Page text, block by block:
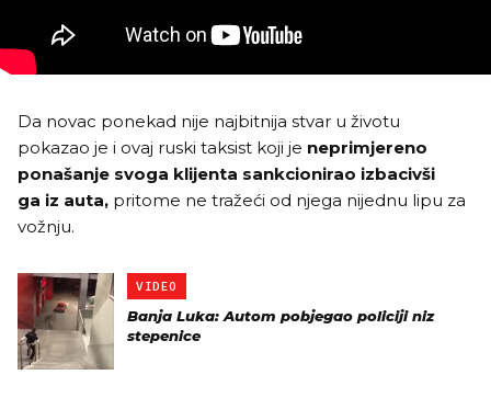
Da novac ponekad nije najbitnija stvar u životu
pokazao je i ovaj ruski taksist koji je neprimjereno
ponašanje svoga klijenta sankcionirao izbacivši
ga iz auta, pritome ne tražeći od njega nijednu lipu za
vožnju.
VIDEO
Banja Luka: Autom pobjegao policiji niz
stepenice